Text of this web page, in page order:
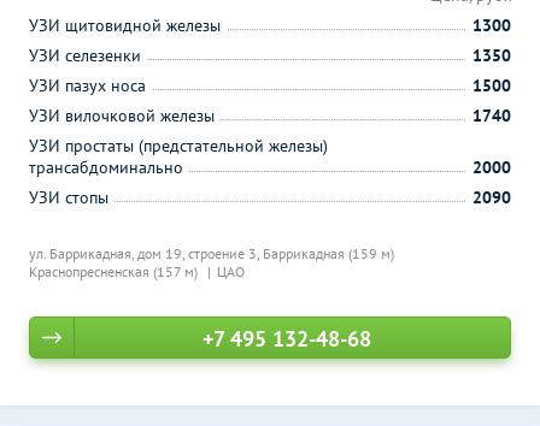
ул. Баррикадная, дом 19, строение 3, Баррикадная (159 м)
Краснопресненская (157 м)
ЦАО
УЗИ щитовидной железы
1300
УЗИ селезенки
1350
УЗИ пазух носа
1500
УЗИ вилочковой железы
1740
УЗИ простаты (предстательной железы)
трансабдоминально
2000
УЗИ стопы
2090
+7 495 132-48-68